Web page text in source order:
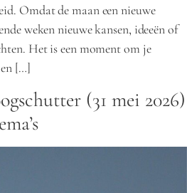
Omdat de maan een nieuwe
weken nieuwe kansen, ideeën of
Het is een moment om je
[…]
(31 mei 2026)